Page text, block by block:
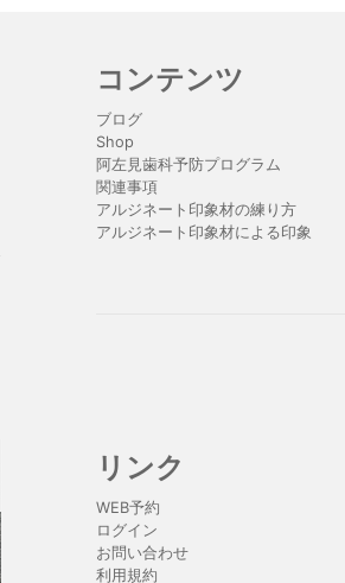
コンテンツ
ブログ
Shop
阿左見歯科予防プログラム
関連事項
アルジネート印象材の練り方
アルジネート印象材による印象
リンク
WEB予約
ログイン
お問い合わせ
利用規約